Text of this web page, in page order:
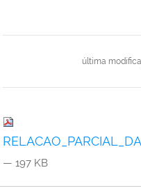
última
— 197 KB